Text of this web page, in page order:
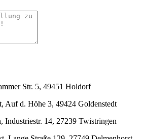
Str. 5, 49451 Holdorf
Auf d. Höhe 3, 49424 Goldenstedt
Industriestr. 14, 27239 Twistringen